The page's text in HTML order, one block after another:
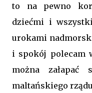
to na pewno
dziećmi i
urokami
i spokój polecam
można załapać
maltańskiego